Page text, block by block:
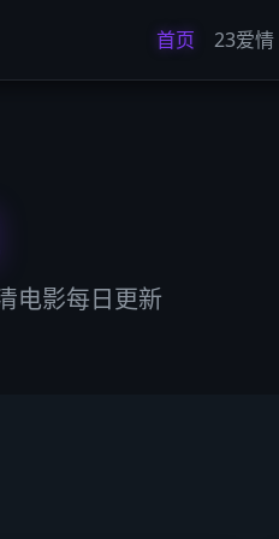
首页 23爱情
电影每日更新